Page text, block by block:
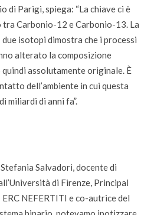
di Parigi, spiega: “La chiave ci è
Carbonio-12 e Carbonio-13. La
isotopi dimostra che i processi
alterato la composizione
quindi assolutamente originale. È
dell’ambiente in cui questa
miliardi di anni fa”.
Salvadori, docente di
di Firenze, Principal
NEFERTITI e co-autrice del